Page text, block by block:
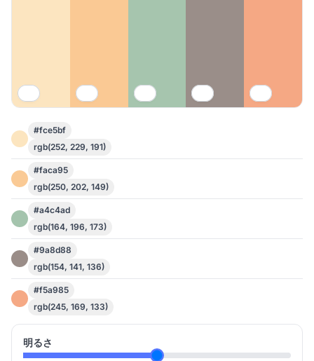
#fce5bf
rgb(252, 229, 191)
#faca95
rgb(250, 202, 149)
#a4c4ad
rgb(164, 196, 173)
#9a8d88
rgb(154, 141, 136)
#f5a985
rgb(245, 169, 133)
明るさ